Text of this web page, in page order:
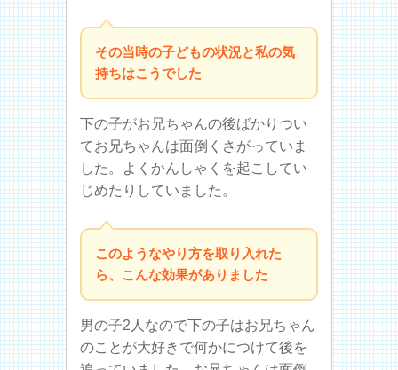
その当時の子どもの状況と私の気
持ちはこうでした
下の子がお兄ちゃんの後ばかりつい
てお兄ちゃんは面倒くさがっていま
した。よくかんしゃくを起こしてい
じめたりしていました。
このようなやり方を取り入れた
ら、こんな効果がありました
男の子2人なので下の子はお兄ちゃん
のことが大好きで何かにつけて後を